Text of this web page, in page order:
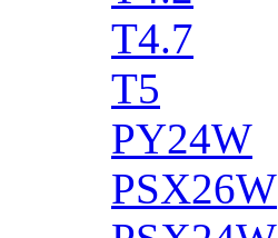
T4.7
T5
PY24W
PSX26W